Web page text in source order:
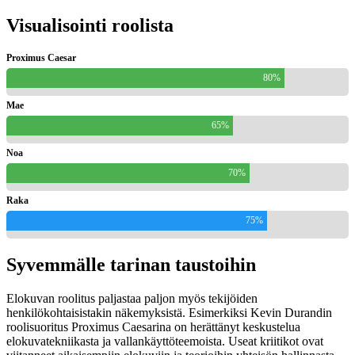
Visualisointi roolista
Proximus Caesar
80%
Mae
65%
Noa
70%
Raka
75%
Syvemmälle tarinan taustoihin
Elokuvan roolitus paljastaa paljon myös tekijöiden
henkilökohtaisistakin näkemyksistä. Esimerkiksi Kevin Durandin
roolisuoritus Proximus Caesarina on herättänyt keskustelua
elokuvatekniikasta ja vallankäyttöteemoista. Useat kriitikot ovat